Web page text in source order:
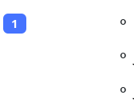
1 ⚬
⚬
⚬